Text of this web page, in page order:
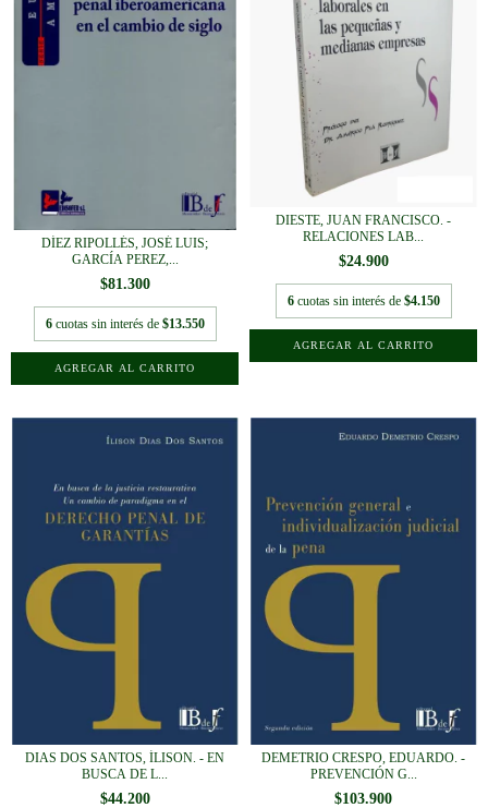
DÍEZ RIPOLLÉS, JOSÉ LUIS;
GARCÍA PEREZ,...
$81.300
6 cuotas sin interés de $13.550
DIESTE, JUAN FRANCISCO. -
RELACIONES LAB...
$24.900
6 cuotas sin interés de $4.150
DIAS DOS SANTOS, ÍLISON. - EN
BUSCA DE L...
$44.200
DEMETRIO CRESPO, EDUARDO. -
PREVENCIÓN G...
$103.900